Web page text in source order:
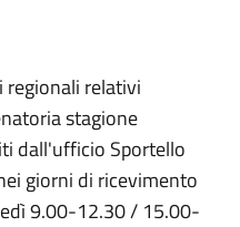
regionali relativi
stagione
dall'ufficio Sportello
giorni di ricevimento
9.00-12.30 / 15.00-